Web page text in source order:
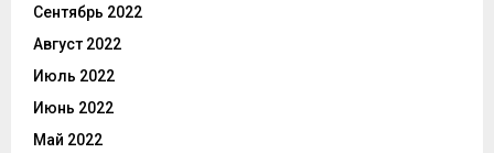
Сентябрь 2022
Август 2022
Июль 2022
Июнь 2022
Май 2022